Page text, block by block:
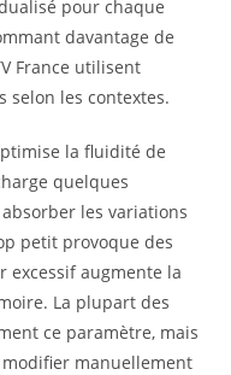
pour chaque
davantage de
France utilisent
selon les contextes.
la fluidité de
quelques
les variations
petit provoque des
augmente la
La plupart des
ce paramètre, mais
manuellement